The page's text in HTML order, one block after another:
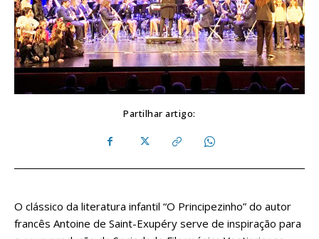
Partilhar artigo:
O clássico da literatura infantil “O Principezinho” do autor
francês Antoine de Saint-Exupéry serve de inspiração para